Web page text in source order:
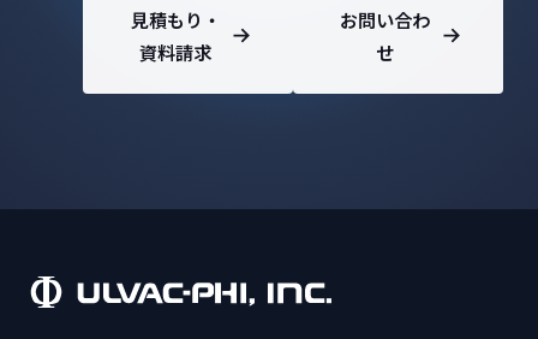
見積もり・
資料請求
お問い合わ
せ